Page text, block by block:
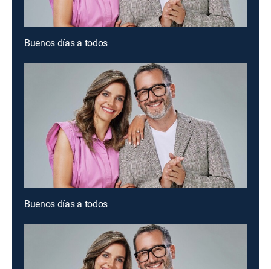
Buenos días a todos
Buenos días a todos